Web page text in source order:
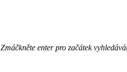
Zmáčkněte enter pro začátek